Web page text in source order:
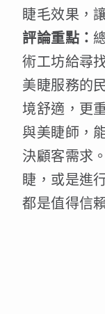
睫毛效果，
評論重點：
術工坊給尋
美睫服務的
境舒適，更
與美睫師，
決顧客需求
睫，或是進
都是值得信